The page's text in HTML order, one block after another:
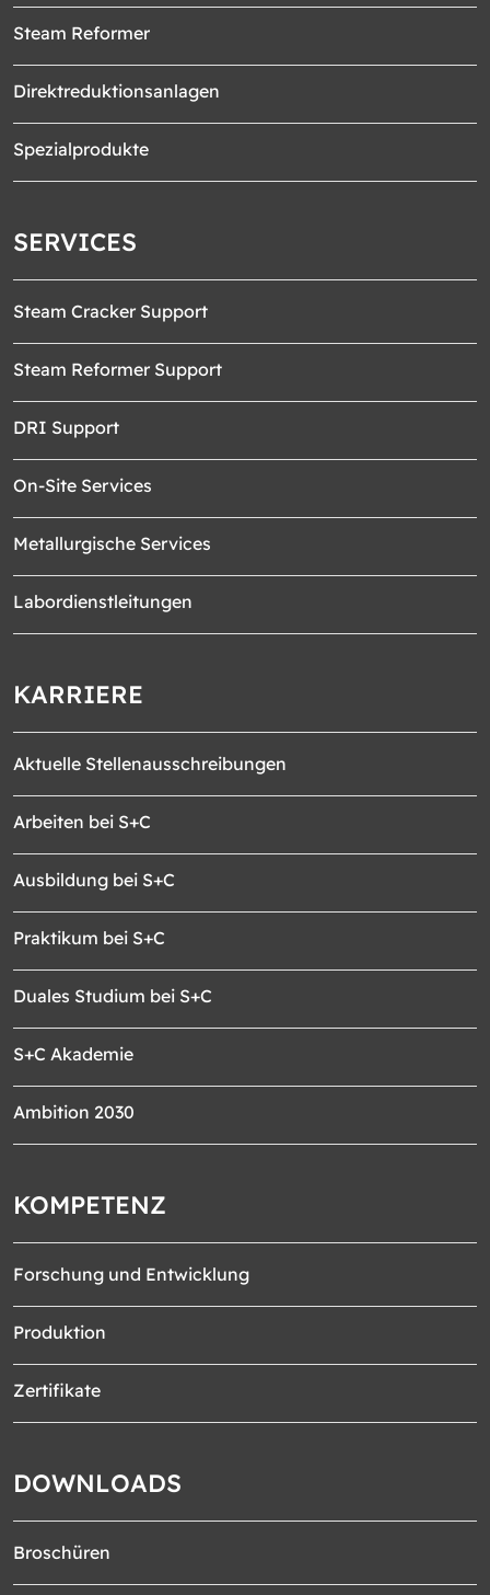
Steam Reformer
Direktreduktionsanlagen
Spezialprodukte
SERVICES
Steam Cracker Support
Steam Reformer Support
DRI Support
On-Site Services
Metallurgische Services
Labordienstleitungen
KARRIERE
Aktuelle Stellenausschreibungen
Arbeiten bei S+C
Ausbildung bei S+C
Praktikum bei S+C
Duales Studium bei S+C
S+C Akademie
Ambition 2030
KOMPETENZ
Forschung und Entwicklung
Produktion
Zertifikate
DOWNLOADS
Broschüren